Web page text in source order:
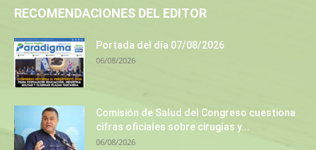
RECOMENDACIONES DEL EDITOR
Portada del día 07/08/2026
06/08/2026
Comisión de Salud del Congreso cuestiona
cifras oficiales sobre cirugías y...
06/08/2026